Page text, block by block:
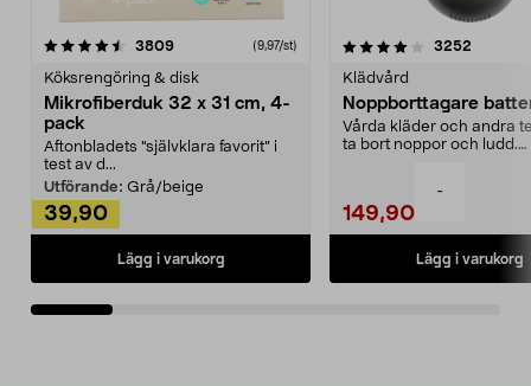
-
3809recensioner (9,97/st)
Köksrengöring & disk
Mikrofiberduk 32 x 31 cm, 4-
pack
Aftonbladets "självklara favorit” i
test av d...
Utförande: Grå/beige
39,90
Lägg i varukorg
4.0av 5 stjärnor 3252
Klädvård
Noppborttagare
Vårda kläder och andra
ta bort noppor och ludd.
149,90
Lägg i varukorg
4.5av 5 stjärnor